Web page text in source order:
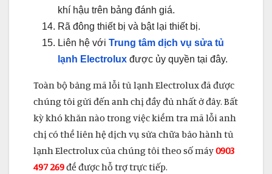
khí hậu trên bảng đánh giá.
Rã đông thiết bị và bật lại thiết bị.
Liên hệ với Trung tâm dịch vụ sửa tủ
lạnh Electrolux được ủy quyền tại đây.
Toàn bộ bảng mã lỗi tủ lạnh Electrolux đã được
chúng tôi gửi đến anh chị đầy đủ nhất ở đây. Bất
kỳ khó khăn nào trong việc kiểm tra mã lỗi anh
chị có thể liên hệ dịch vụ sửa chữa bảo hành tủ
lạnh Electrolux của chúng tôi theo số máy0903
497 269để được hỗ trợ trực tiếp.